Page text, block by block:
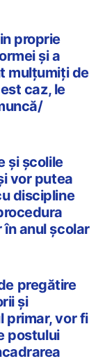
proprie
și a
mulțumiți de
caz, le
și școlile
vor putea
discipline
anul școlar
pregătire
și
primar, vor fi
postului